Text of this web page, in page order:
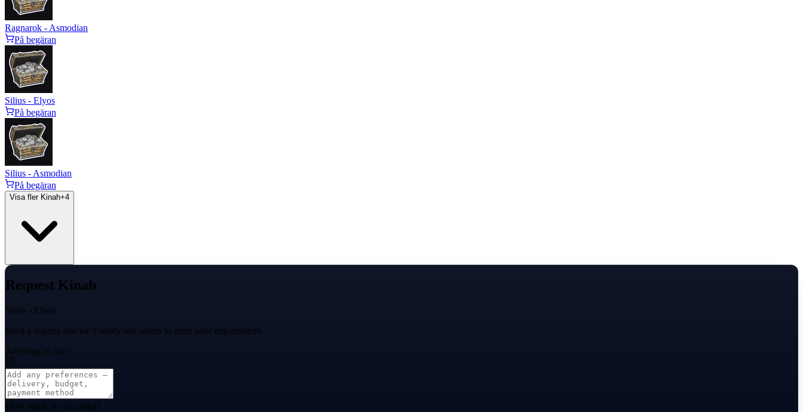
Ragnarok - Asmodian
På begäran
Silius - Elyos
På begäran
Silius - Asmodian
På begäran
Visa fler Kinah+4
Request Kinah
Silius - Elyos
Send a request and we'll notify our sellers to meet your requirements.
Anything to add?
How much do you need?